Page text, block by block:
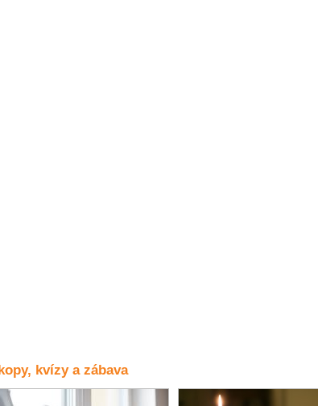
kvízy a zábava